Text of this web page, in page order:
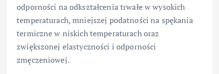
odporności na odkształcenia trwałe w wysokich
temperaturach, mniejszej podatności na spękania
termiczne w niskich temperaturach oraz
zwiększonej elastyczności i odporności
zmęczeniowej.